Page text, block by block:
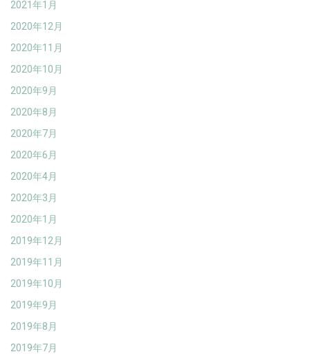
2021年1月
2020年12月
2020年11月
2020年10月
2020年9月
2020年8月
2020年7月
2020年6月
2020年4月
2020年3月
2020年1月
2019年12月
2019年11月
2019年10月
2019年9月
2019年8月
2019年7月